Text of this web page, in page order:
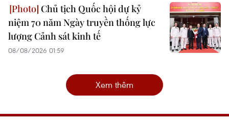
Chủ tịch Quốc hội dự kỷ
niệm 70 năm Ngày truyền thống lực
lượng Cảnh sát kinh tế
08/08/2026 01:59
Xem thêm